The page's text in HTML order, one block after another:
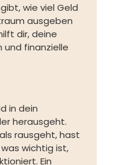
wie viel Geld
ausgeben
dir, deine
und finanzielle
in dein
herausgeht.
rausgeht, hast
wichtig ist,
Ein